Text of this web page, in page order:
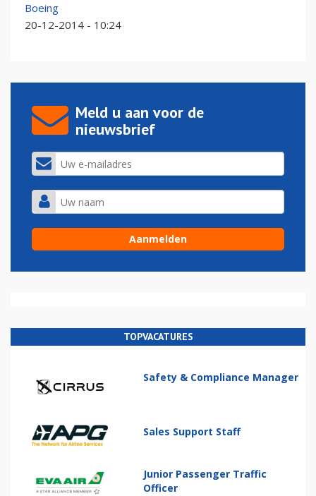
Boeing
20-12-2014 - 10:24
Meld u aan voor de
nieuwsbrief
TOPVACATURES
Safety & Compliance Manager
Sales Support Staff
Junior Passenger Traffic
Officer